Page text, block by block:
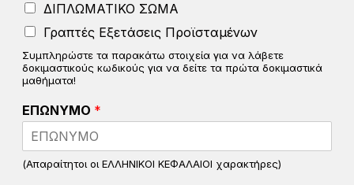
Π
Ω
Υ
Μ
Ο
ΔΙΠΛΩΜΑΤΙΚΟ ΣΩΜΑ
Γραπτές Εξετάσεις Προϊσταμένων
Συμπληρώστε τα παρακάτω στοιχεία για να λάβετε
δοκιμαστικούς κωδικούς για να δείτε τα πρώτα δοκιμαστικά
μαθήματα!
ΕΠΩΝΥΜΟ *
(Απαραίτητοι οι ΕΛΛΗΝΙΚΟΙ ΚΕΦΑΛΑΙΟΙ χαρακτήρες)